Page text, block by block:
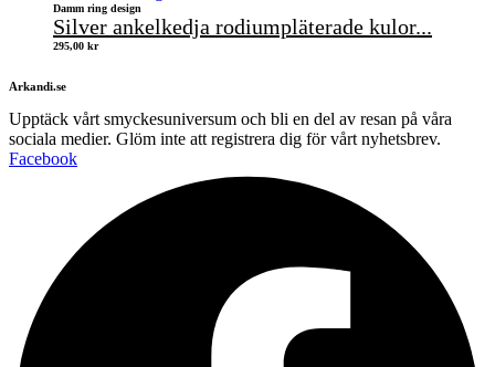
Damm ring design
Silver ankelkedja rodiumpläterade kulor...
295,00 kr
Arkandi.se
Upptäck vårt smyckesuniversum och bli en del av resan på våra
sociala medier. Glöm inte att registrera dig för vårt nyhetsbrev.
Facebook